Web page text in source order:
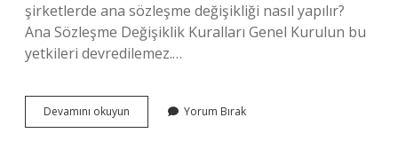
şirketlerde ana sözleşme değişikliği nasıl yapılır?
Ana Sözleşme Değişiklik Kuralları Genel Kurulun bu
yetkileri devredilemez.…
Devamını okuyun
Ana
Yorum Bırak